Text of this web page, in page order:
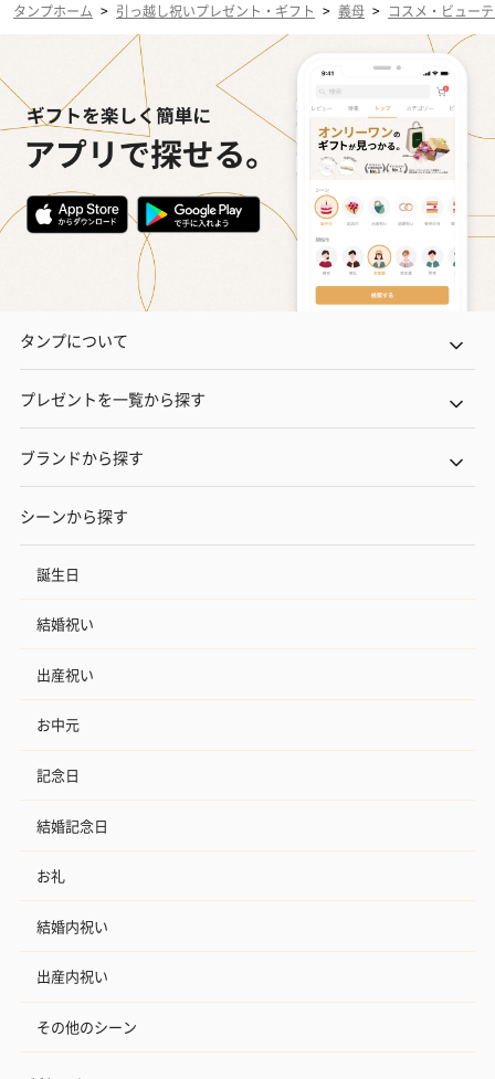
タンプホーム > 引っ越し祝いプレゼント・ギフト > 義母 > コスメ・ビュー
タンプについて
プレゼントを一覧から探す
ブランドから探す
シーンから探す
誕生日
結婚祝い
出産祝い
お中元
記念日
結婚記念日
お礼
結婚内祝い
出産内祝い
その他のシーン